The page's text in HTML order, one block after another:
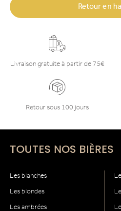
Retour en
Livraison gratuite à partir de 75€
Retour sous 100 jours
TOUTES NOS BIÈRES
Les blanches
Les blondes
Les ambrées